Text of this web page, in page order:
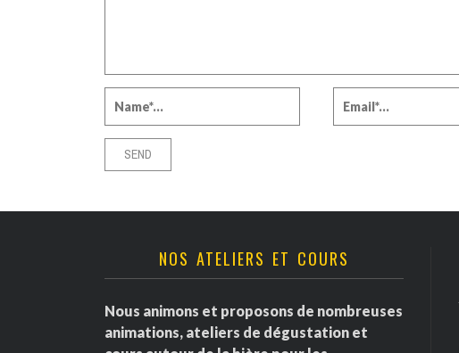
NOS ATELIERS ET COURS
Nous animons et proposons de nombreuses
animations, ateliers de dégustation et